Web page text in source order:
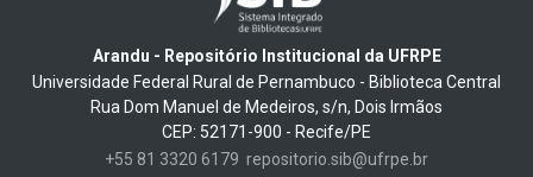
Arandu - Repositório Institucional da UFRPE
Universidade Federal Rural de Pernambuco - Biblioteca Central
Rua Dom Manuel de Medeiros, s/n, Dois Irmãos
CEP: 52171-900 - Recife/PE
+55 81 3320 6179 repositorio.sib@ufrpe.br